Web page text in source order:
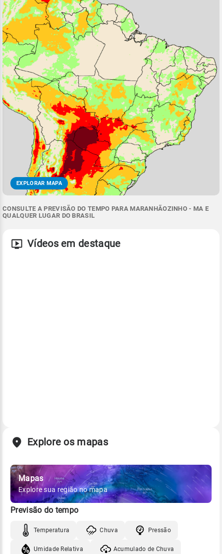
EXPLORAR MAPA
CONSULTE A PREVISÃO DO TEMPO PARA MARANHÃOZINHO - MA E
QUALQUER LUGAR DO BRASIL
Vídeos em destaque
Explore os mapas
Mapas
Explore sua região no mapa
Previsão do tempo
Temperatura Chuva Pressão
Umidade Relativa Acumulado de Chuva